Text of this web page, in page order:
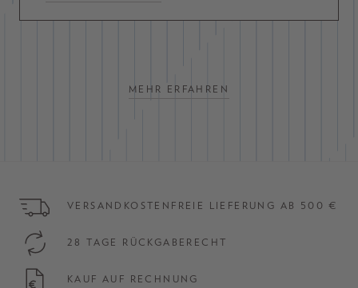
MEHR ERFAHREN
VERSANDKOSTENFREIE LIEFERUNG AB 500 €
28 TAGE RÜCKGABERECHT
KAUF AUF RECHNUNG